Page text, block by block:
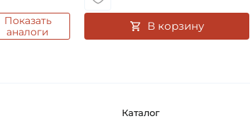
Показать
аналоги
В корзину
Каталог